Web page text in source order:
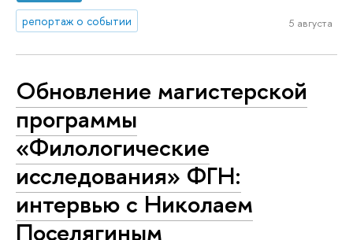
репортаж о событии
5 августа
Обновление магистерской
программы
«Филологические
исследования» ФГН:
интервью с Николаем
Поселягиным